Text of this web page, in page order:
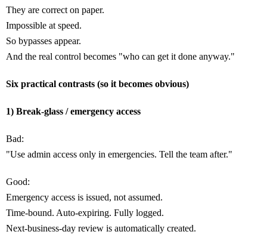
They are correct on paper.
Impossible at speed.
So bypasses appear.
And the real control becomes "who can get it done anyway."
Six practical contrasts (so it becomes obvious)
1) Break-glass / emergency access
Bad:
"Use admin access only in emergencies. Tell the team after."
Good:
Emergency access is issued, not assumed.
Time-bound. Auto-expiring. Fully logged.
Next-business-day review is automatically created.